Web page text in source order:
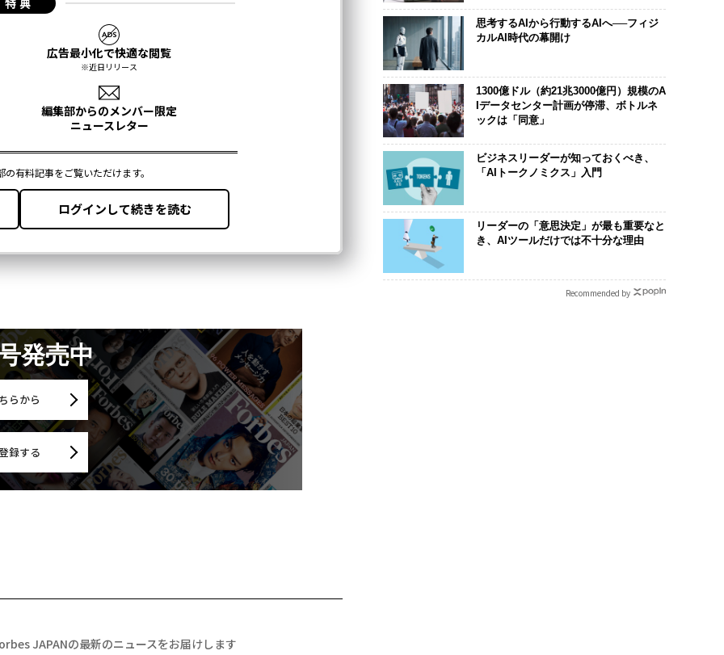
発売中
らから
録する
JAPANの最新のニュースをお届けします
思考するAIから行動するAIへ──フィジ
カルAI時代の幕開け
1300億ドル（約21兆3000億円）規模のA
Iデータセンター計画が停滞、ボトルネ
ックは「同意」
ビジネスリーダーが知っておくべき、
「AIトークノミクス」入門
リーダーの「意思決定」が最も重要なと
き、AIツールだけでは不十分な理由
Recommended by